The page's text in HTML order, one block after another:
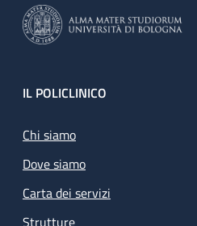
Footer
IL POLICLINICO
Chi siamo
Dove siamo
Carta dei servizi
Strutture